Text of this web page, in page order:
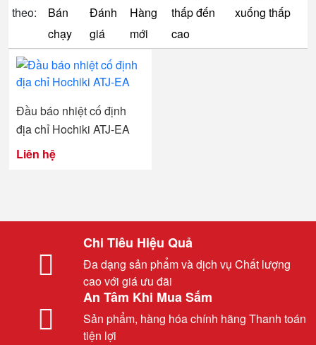
theo:
Bán
chạy
Đánh
giá
Hàng
mới
thấp đến
cao
xuống thấp
Đầu báo nhiệt cố định
địa chỉ Hochiki ATJ-EA
Liên hệ
Chi Tiêu Hiệu Quả
Đa dạng sản phẩm và dịch vụ Chất lượng
cao với giá ưu đãi
An Tâm Khi Mua Sắm
Sản phẩm, hàng hóa chính hãng Thanh toán
tiện lợi